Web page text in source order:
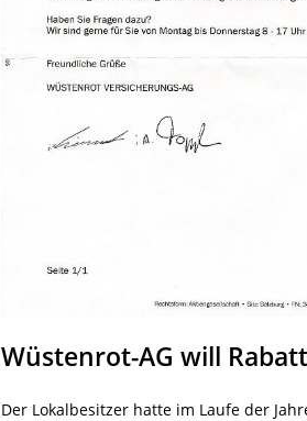
Wüstenrot-AG will
Der Lokalbesitzer hatte im Laufe der